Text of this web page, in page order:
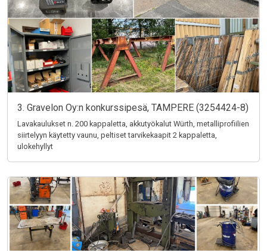
3. Gravelon Oy:n konkurssipesä, TAMPERE (3254424-8)
Lavakaulukset n. 200 kappaletta, akkutyökalut Würth, metalliprofiilien
siirtelyyn käytetty vaunu, peltiset tarvikekaapit 2 kappaletta,
ulokehyllyt